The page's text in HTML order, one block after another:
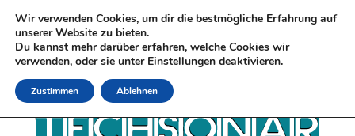
Wir verwenden Cookies, um dir die bestmögliche Erfahrung auf
unserer Website zu bieten.
Du kannst mehr darüber erfahren, welche Cookies wir
verwenden, oder sie unter Einstellungen deaktivieren.
Zustimmen Ablehnen